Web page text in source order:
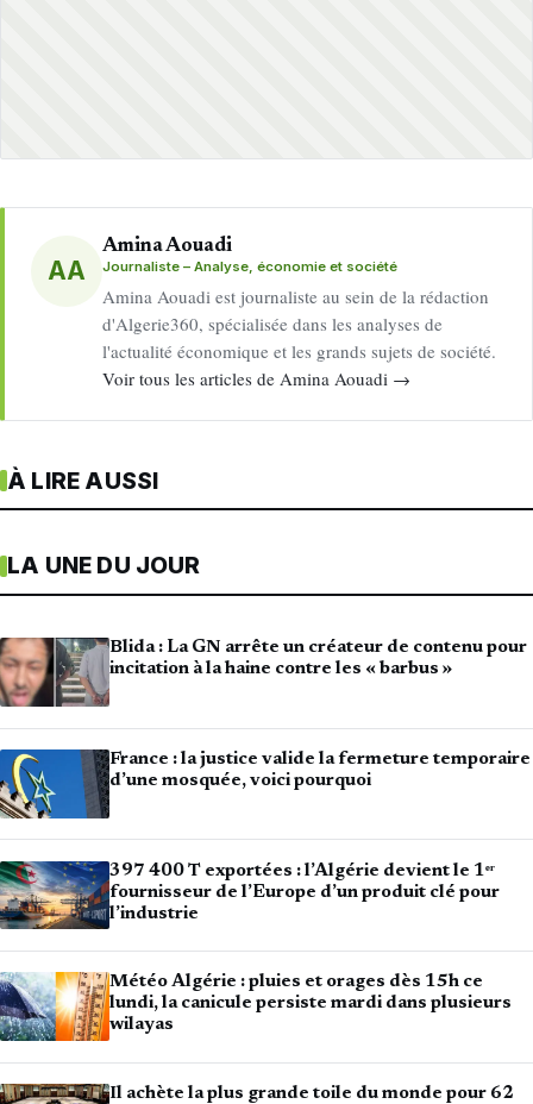
AA
Amina Aouadi
Journaliste – Analyse, économie et société
Amina Aouadi est journaliste au sein de la rédaction
d'Algerie360, spécialisée dans les analyses de
l'actualité économique et les grands sujets de société.
Voir tous les articles de Amina Aouadi →
À LIRE AUSSI
LA UNE DU JOUR
Blida : La GN arrête un créateur de contenu pour
incitation à la haine contre les « barbus »
France : la justice valide la fermeture temporaire
d’une mosquée, voici pourquoi
397 400 T exportées : l’Algérie devient le 1ᵉʳ
fournisseur de l’Europe d’un produit clé pour
l’industrie
Météo Algérie : pluies et orages dès 15h ce
lundi, la canicule persiste mardi dans plusieurs
wilayas
Il achète la plus grande toile du monde pour 62